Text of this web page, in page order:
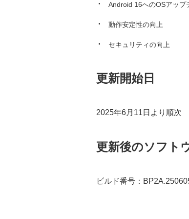
Android 16へのOSアップ
動作安定性の向上
セキュリティの向上
更新開始日
2025年6月11日より順次
更新後のソフト
ビルド番号：